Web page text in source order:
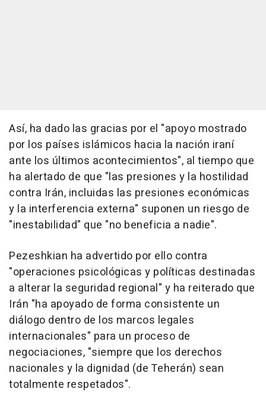
Así, ha dado las gracias por el "apoyo mostrado
por los países islámicos hacia la nación iraní
ante los últimos acontecimientos", al tiempo que
ha alertado de que "las presiones y la hostilidad
contra Irán, incluidas las presiones económicas
y la interferencia externa" suponen un riesgo de
"inestabilidad" que "no beneficia a nadie".
Pezeshkian ha advertido por ello contra
"operaciones psicológicas y políticas destinadas
a alterar la seguridad regional" y ha reiterado que
Irán "ha apoyado de forma consistente un
diálogo dentro de los marcos legales
internacionales" para un proceso de
negociaciones, "siempre que los derechos
nacionales y la dignidad (de Teherán) sean
totalmente respetados".